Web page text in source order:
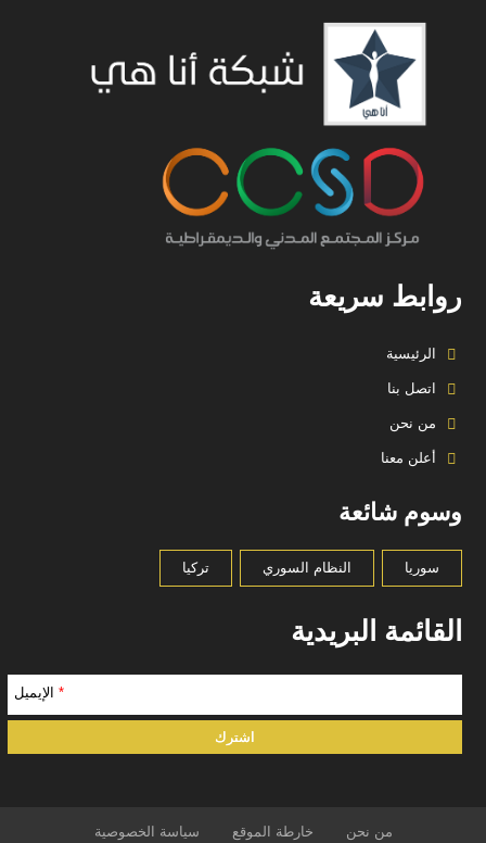
روابط سريعة
الرئيسية
اتصل بنا
من نحن
أعلن معنا
وسوم شائعة
سوريا النظام السوري تركيا
القائمة البريدية
* الإيميل
من نحن خارطة الموقع سياسة الخصوصية